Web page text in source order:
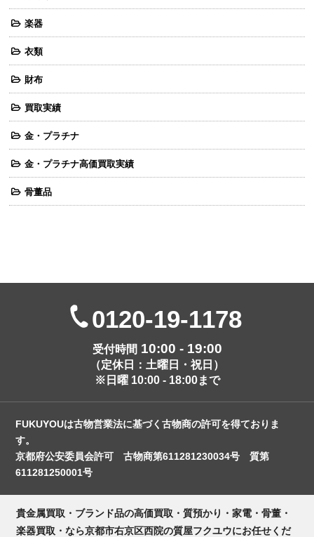
楽器
衣類
財布
買取実績
金・プラチナ
金・プラチナ高価買取実績
骨董品
0120-19-1178
受付時間10:00 - 19:00
（定休日：土曜日・祝日）
※日曜 10:00 - 18:00まで
FUKUYOUは古物営業法に基づく古物商の許可を得ておりま
す。
京都府公安委員会許可 古物商第611281230034号 質第
611281250001号
貴金属買取・ブランド品の高価買取・質預かり・家電・骨董・
楽器買取・なら京都市右京区西院の質屋フクユウにお任せくだ